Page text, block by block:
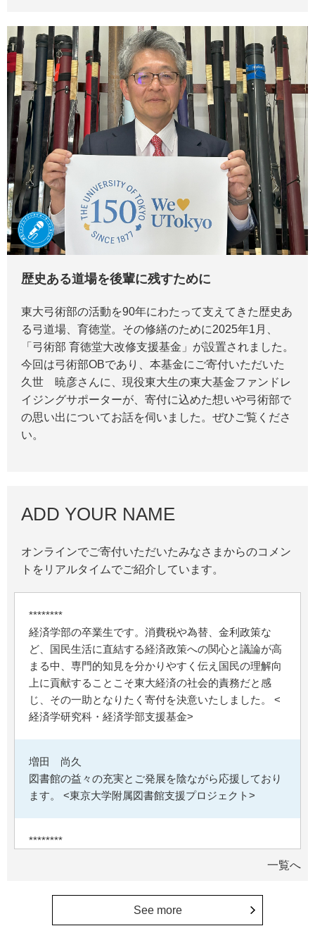
歴史ある道場を後輩に残すために
東大弓術部の活動を90年にわたって支えてきた歴史あ
る弓道場、育徳堂。その修繕のために2025年1月、
「弓術部 育徳堂大改修支援基金」が設置されました。
今回は弓術部OBであり、本基金にご寄付いただいた
久世 暁彦さんに、現役東大生の東大基金ファンドレ
イジングサポーターが、寄付に込めた想いや弓術部で
の思い出についてお話を伺いました。ぜひご覧くださ
い。
ADD YOUR NAME
オンラインでご寄付いただいたみなさまからのコメン
トをリアルタイムでご紹介しています。
********
経済学部の卒業生です。消費税や為替、金利政策な
ど、国民生活に直結する経済政策への関心と議論が高
まる中、専門的知見を分かりやすく伝え国民の理解向
上に貢献することこそ東大経済の社会的責務だと感
じ、その一助となりたく寄付を決意いたしました。 <
経済学研究科・経済学部支援基金>
増田 尚久
図書館の益々の充実とご発展を陰ながら応援しており
ます。 <東京大学附属図書館支援プロジェクト>
********
植物は、実は植物同士全世界の植物で繋がっている。
植物が未来に繋がっている。 地球や室内の空気清浄、
る。 植物、素晴らしい。 世界の学会でも、子供たち
にも、植物の素晴らしさ、凄さを伝えていってほし
一覧へ
See more